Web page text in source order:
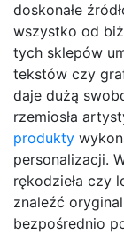
doskonałe
wszystko od
tych sklepów
tekstów czy
daje dużą
rzemiosła
produkty
personalizacji.
rękodzieła czy
znaleźć
bezpośrednio